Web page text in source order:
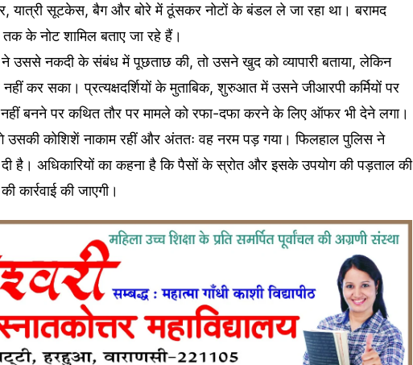
यात्री सूटकेस, बैग और बोरे में ठूंसकर नोटों के बंडल ले जा रहा था। बरामद
के नोट शामिल बताए जा रहे हैं।
उससे नकदी के संबंध में पूछताछ की, तो उसने खुद को व्यापारी बताया, लेकिन
कर सका। प्रत्यक्षदर्शियों के मुताबिक, शुरुआत में उसने जीआरपी कर्मियों पर
बनने पर कथित तौर पर मामले को रफा-दफा करने के लिए ऑफर भी देने लगा।
कोशिशें नाकाम रहीं और अंततः वह नरम पड़ गया। फिलहाल पुलिस ने
अधिकारियों का कहना है कि पैसों के स्रोत और इसके उपयोग की पड़ताल की
की जाएगी।